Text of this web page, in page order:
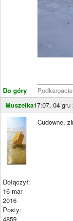
Do góry
Muszelka17:07, 04 gru
Dołączył:
16 mar
2016
Posty:
4859
Cudowne,